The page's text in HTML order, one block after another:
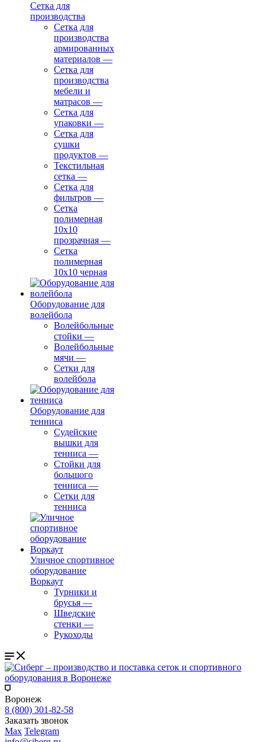
Сетка для
производства
Сетка для
производства
армированных
материалов —
Сетка для
производства
мебели и
матрасов —
Сетка для
упаковки —
Сетка для
сушки
продуктов —
Текстильная
сетка —
Сетка для
фильтров —
Сетка
полимерная
10х10
прозрачная —
Сетка
полимерная
10х10 черная
Оборудование для
волейбола
Волейбольные
стойки —
Волейбольные
мячи —
Сетки для
волейбола
Оборудование для
тенниса
Судейские
вышки для
тенниса —
Стойки для
большого
тенниса —
Сетки для
тенниса
Уличное спортивное
оборудование
Воркаут
Турники и
брусья —
Шведские
стенки —
Рукоходы
Воронеж
8 (800) 301-82-58
Заказать звонок
Max Telegram